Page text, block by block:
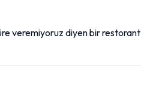
veremiyoruz diyen bir restorant